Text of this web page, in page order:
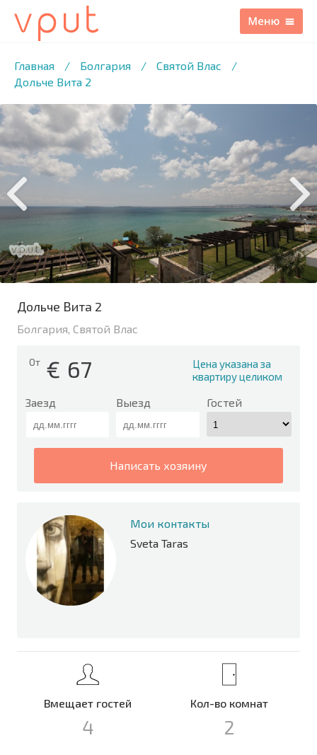
Главная / Болгария / Святой Влас
/
Дольче Вита 2
/19 ФОТО
Дольче Вита 2
Болгария, Святой Влас
От € 67
Цена указана за
квартиру целиком
Заезд Выезд Гостей
написать хозяину
Мои контакты
Sveta Taras
Вмещает гостей
4
Кол-во комнат
2